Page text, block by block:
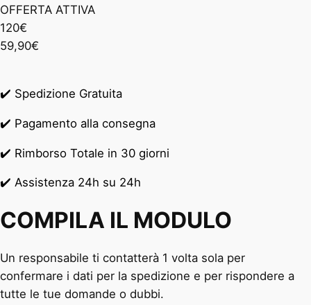
OFFERTA ATTIVA
120€
59,90€
✔️ Spedizione Gratuita
✔️ Pagamento alla consegna
✔️ Rimborso Totale in 30 giorni
✔️ Assistenza 24h su 24h
COMPILA IL MODULO
Un responsabile ti contatterà 1 volta sola per
confermare i dati per la spedizione e per rispondere a
tutte le tue domande o dubbi.